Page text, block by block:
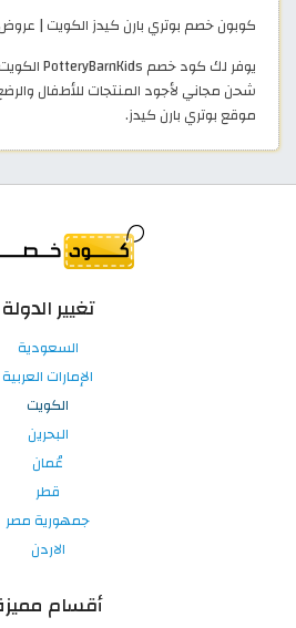
كوبون خصم بوتري بارن كيدز الكويت | عروض
شحن مجاني لأجود المنتجات للأطفال
موقع بوتري بارن كيدز.
تغيير الدولة
السعودية
الإمارات العربية
الكويت
البحرين
عُمان
قطر
جمهورية مصر
الاردن
أقسام